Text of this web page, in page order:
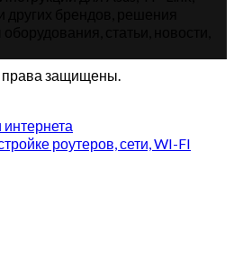
защищены.
роутеров, сети, WI-FI